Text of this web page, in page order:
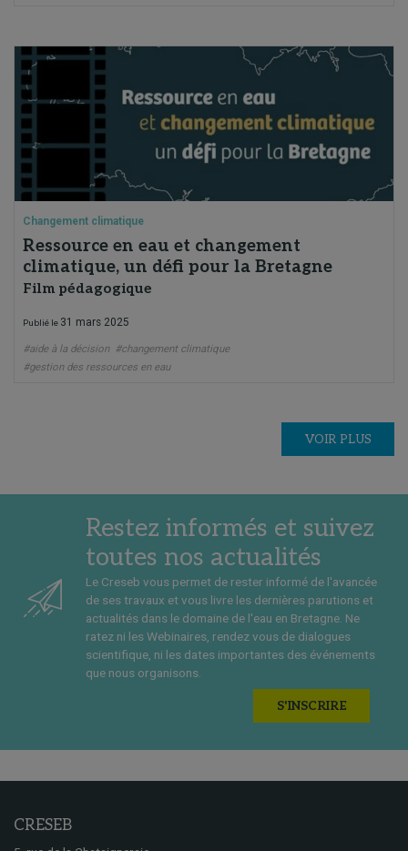
Changement climatique
Ressource en eau et changement
climatique, un défi pour la Bretagne
Film pédagogique
Publié le 31 mars 2025
#aide à la décision
#changement climatique
#gestion des ressources en eau
VOIR PLUS
Restez informés et suivez
toutes nos actualités
Le Creseb vous permet de rester informé de l'avancée
de ses travaux et vous livre les dernières parutions et
actualités dans le domaine de l'eau en Bretagne. Ne
ratez ni les Webinaires, rendez vous de dialogues
scientifique, ni les dates importantes des événements
que nous organisons.
S'INSCRIRE
CRESEB